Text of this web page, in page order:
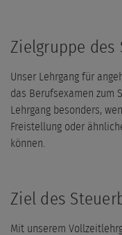
Zielgruppe des
Unser Lehrgang für
das Berufsexamen zum
Lehrgang besonders,
Freistellung oder
können.
Ziel des
Mit unserem